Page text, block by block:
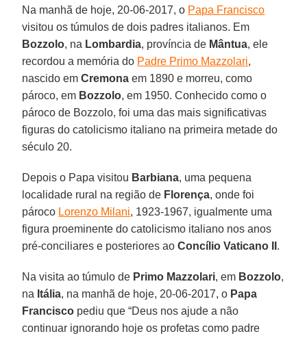
Na manhã de hoje, 20-06-2017, o Papa Francisco
visitou os túmulos de dois padres italianos. Em
Bozzolo, na Lombardia, província de Mântua, ele
recordou a memória do Padre Primo Mazzolari,
nascido emCremona em 1890 e morreu, como
pároco, em Bozzolo, em 1950. Conhecido como o
pároco de Bozzolo, foi uma das mais significativas
figuras do catolicismo italiano na primeira metade do
século 20.
Depois o Papa visitou Barbiana, uma pequena
localidade rural na região de Florença, onde foi
pároco Lorenzo Milani, 1923-1967, igualmente uma
figura proeminente do catolicismo italiano nos anos
pré-conciliares e posteriores aoConcílio Vaticano II .
Na visita ao túmulo de Primo Mazzolari, em Bozzolo,
na Itália, na manhã de hoje, 20-06-2017, o Papa
Francisco pediu que “Deus nos ajude a não
continuar ignorando hoje os profetas como padre